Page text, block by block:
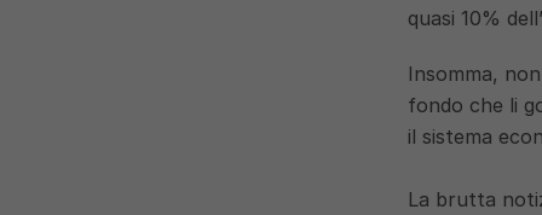
quasi 10%
Insomma,
fondo che li
il sistema
La brutta